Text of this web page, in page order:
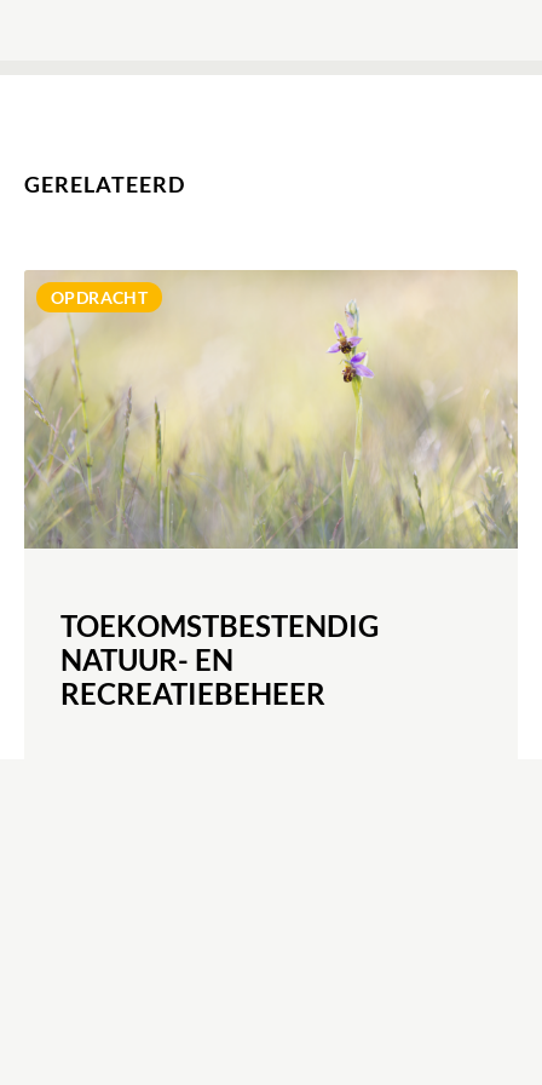
GERELATEERD
OPDRACHT
TOEKOMSTBESTENDIG
NATUUR- EN
RECREATIEBEHEER
MEER INFORMATIE